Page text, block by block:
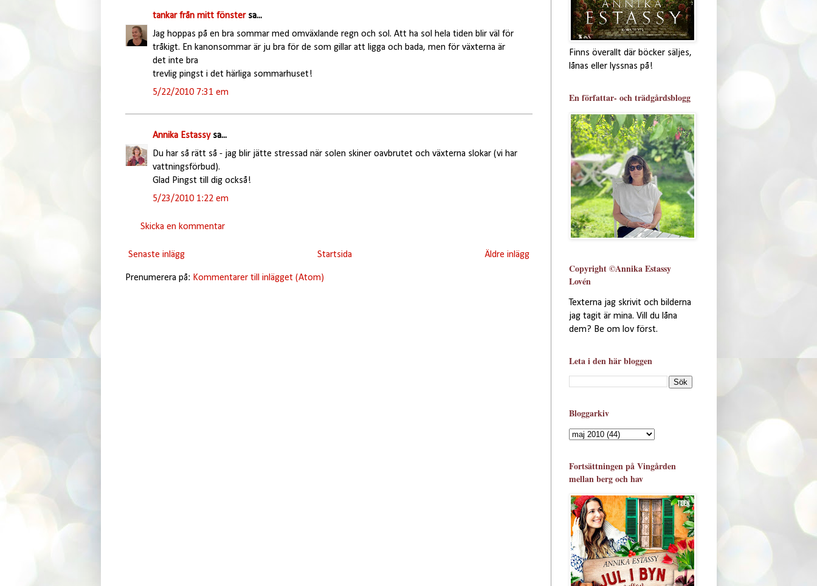
tankar från mitt fönstersa...
Jag hoppas på en bra sommar med omväxlande regn och sol. Att ha sol hela tiden blir väl för
tråkigt. En kanonsommar är ju bra för de som gillar att ligga och bada, men för växterna är
det inte bra
trevlig pingst i det härliga sommarhuset!
5/22/2010 7:31 em
Annika Estassysa...
Du har så rätt så - jag blir jätte stressad när solen skiner oavbrutet och växterna slokar (vi har
vattningsförbud).
Glad Pingst till dig också!
5/23/2010 1:22 em
Skicka en kommentar
Senaste inlägg Äldre inlägg
Startsida
Prenumerera på: Kommentarer till inlägget (Atom)
Finns överallt där böcker säljes,
lånas eller lyssnas på!
En författar- och trädgårdsblogg
Copyright ©Annika Estassy
Lovén
Texterna jag skrivit och bilderna
jag tagit är mina. Vill du låna
dem? Be om lov först.
Leta i den här bloggen
Bloggarkiv
Fortsättningen på Vingården
mellan berg och hav